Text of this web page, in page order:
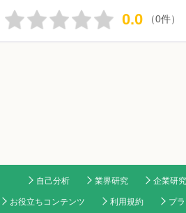
0.0 （0件）
自己分析 業界研究 企業研究
お役立ちコンテンツ 利用規約 プ